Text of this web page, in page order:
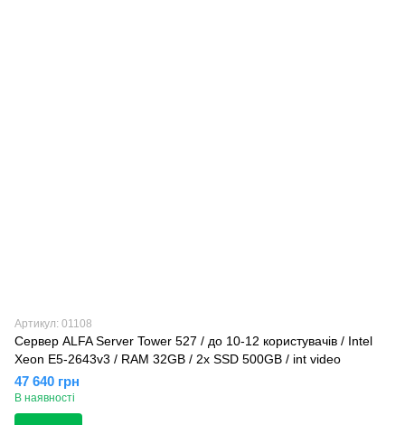
Артикул: 01108
Сервер ALFA Server Tower 527 / до 10-12 користувачів / Intel
Xeon E5-2643v3 / RAM 32GB / 2x SSD 500GB / int video
47 640 грн
В наявності